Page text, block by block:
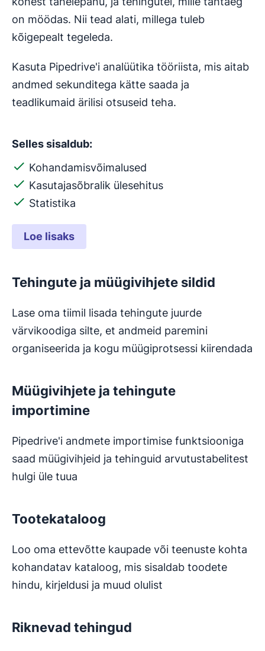
on möödas. Nii tead alati, millega tuleb
kõigepealt tegeleda.
Kasuta Pipedrive'i analüütika tööriista, mis aitab
andmed sekunditega kätte saada ja
teadlikumaid ärilisi otsuseid teha.
Selles sisaldub:
Kohandamisvõimalused
Kasutajasõbralik ülesehitus
Statistika
Loe lisaks
Tehingute ja müügivihjete sildid
Lase oma tiimil lisada tehingute juurde
värvikoodiga silte, et andmeid paremini
organiseerida ja kogu müügiprotsessi kiirendada
Müügivihjete ja tehingute
importimine
Pipedrive'i andmete importimise funktsiooniga
saad müügivihjeid ja tehinguid arvutustabelitest
hulgi üle tuua
Tootekataloog
Loo oma ettevõtte kaupade või teenuste kohta
kohandatav kataloog, mis sisaldab toodete
hindu, kirjeldusi ja muud olulist
Riknevad tehingud